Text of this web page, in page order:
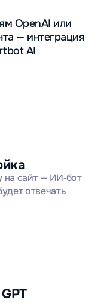
OpenAI или
— интеграция
AI
на сайт — ИИ‑бот
отвечать